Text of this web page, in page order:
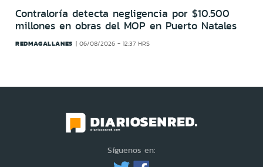
Contraloría detecta negligencia por $10.500
millones en obras del MOP en Puerto Natales
REDMAGALLANES 06/08/2026 - 12:37 HRS
Síguenos en: